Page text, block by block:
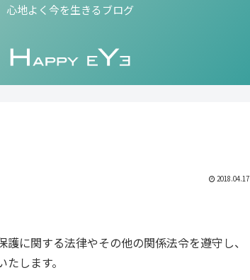
心地よく今を生きるブログ
2018.04.17
に関する法律やその他の関係法令を遵守し、
します。